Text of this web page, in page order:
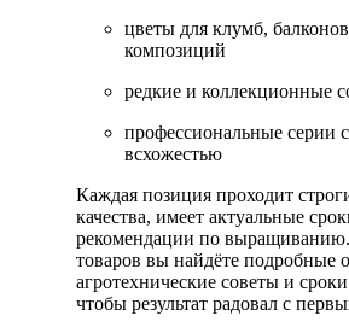
цветы для клумб,
композиций
редкие и коллекционные
профессиональные серии
всхожестью
Каждая позиция проходит
качества, имеет актуальные
рекомендации по
товаров вы найдёте подробные
агротехнические советы и
чтобы результат радовал с